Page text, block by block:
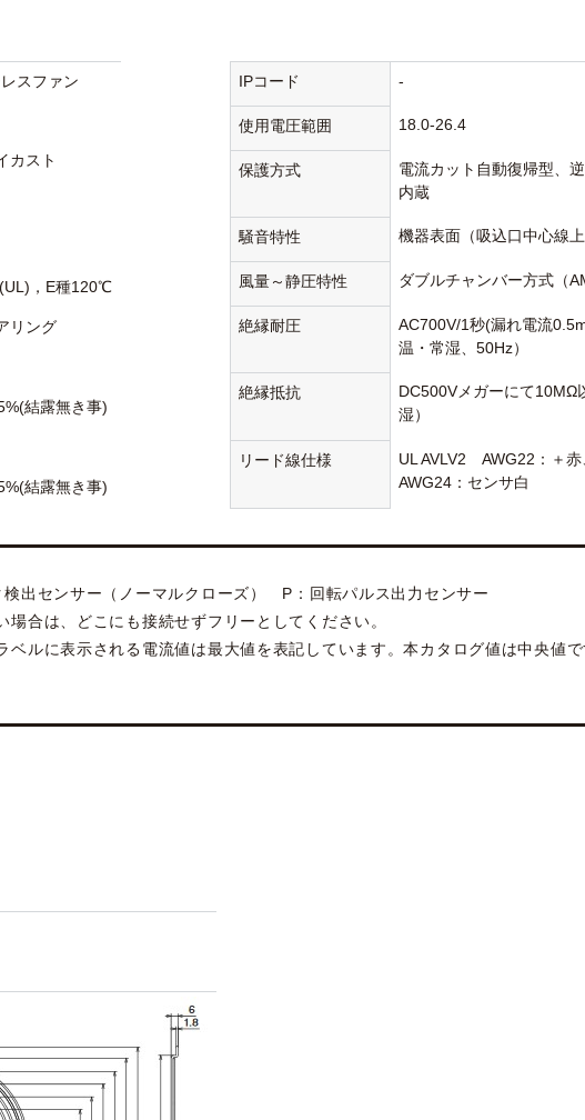
スファン
カスト
，E種120℃
リング
結露無き事)
結露無き事)
IPコード -
使用電圧範囲 18.0-26.4
保護方式
電流カット自動復帰型、
内蔵
騒音特性 機器表面（吸込口中心線
風量～静圧特性 ダブルチャンバー方式（
絶縁耐圧
AC700V/1秒(漏れ電流
温・常湿、50Hz）
絶縁抵抗
DC500Vメガーにて10MΩ
湿）
リード線仕様
UL AVLV2 AWG22：＋赤
AWG24：センサ白
出センサー（ノーマルクローズ） P：回転パルス出力センサー
合は、どこにも接続せずフリーとしてください。
ルに表示される電流値は最大値を表記しています。本カタログ値は中央値